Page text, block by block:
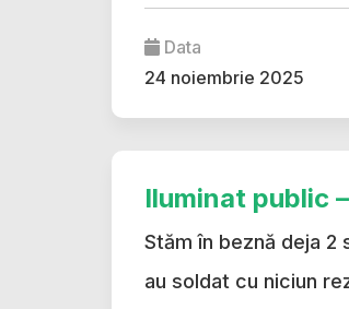
Data
24 noiembrie 2025
Iluminat public
Stăm în beznă deja 2
au soldat cu niciun